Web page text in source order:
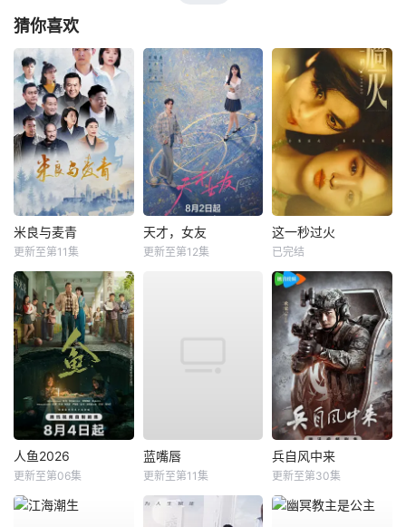
猜你喜欢
米良与麦青
更新至第11集
天才，女友
更新至第12集
这一秒过火
已完结
人鱼2026
更新至第06集
蓝嘴唇
更新至第11集
兵自风中来
更新至第30集